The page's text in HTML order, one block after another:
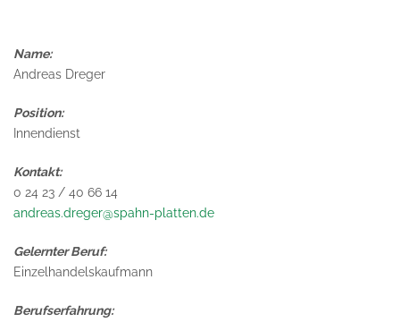
Name:
Andreas Dreger
Position:
Innendienst
Kontakt:
0 24 23 / 40 66 14
andreas.dreger@spahn-platten.de
Gelernter Beruf:
Einzelhandelskaufmann
Berufserfahrung: